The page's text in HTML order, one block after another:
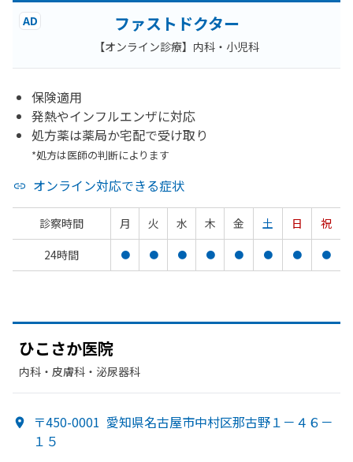
AD ファストドクター
【オンライン診療】内科・小児科
保険適用
発熱やインフルエンザに対応
処方薬は薬局か宅配で受け取り
*処方は医師の判断によります
オンライン対応できる症状
診察時間 月 火 水 木 金 土 日
祝
24時間
● ● ● ● ● ● ● ●
ひこさか医院
内科・​皮膚科・​泌尿器科
〒450-0001 愛知県名古屋市中村区那古野１－４６－
１５